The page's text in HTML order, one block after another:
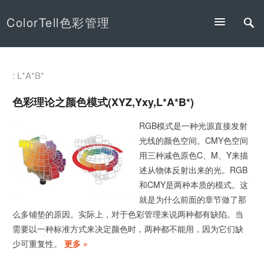
ColorTell色彩管理
: L*A*B*
色彩理论之颜色模式(XYZ,Yxy,L*a*b*)
RGB模式是一种光源直接发射
光线的颜色空间。CMY色空间
用三种减色原色C、M、Y来描
述从物体反射出来的光。RGB
和CMY是两种本质的模式。这
就是为什么前面的章节做了那
么多铺垫的原因。实际上，对于色彩管理来说两种都有缺陷。当
需要以一种标准方式来决定颜色时，两种都不能用，因为它们缺
少可重复性。
更多 »